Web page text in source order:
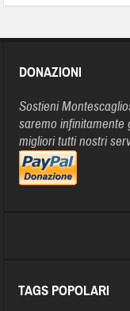
DONAZIONI
Sostieni
saremo infinitamente
migliori tutti nostri
TAGS POPOLARI